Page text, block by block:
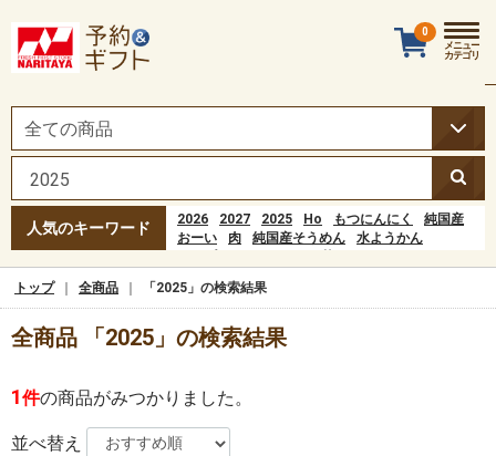
人気のキーワード 2026 2027 2025 Ho もつにんにく
純国産
おーい
肉 純国産そうめん
水ようかん
Hoạt động đầu tiên của quá trình tiêu hóa xảy
ra ở đâu?popular=1
水羊羹
おすし お弁当
0
メニュー
カテゴリ
トップ 全商品 「2025」の検索結果
全商品 「2025」の検索結果
1件の商品がみつかりました。
並べ替え